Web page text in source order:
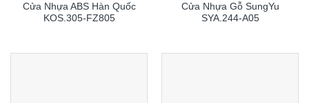
Cửa Nhựa ABS Hàn Quốc
KOS.305-FZ805
Cửa Nhựa Gỗ SungYu
SYA.244-A05